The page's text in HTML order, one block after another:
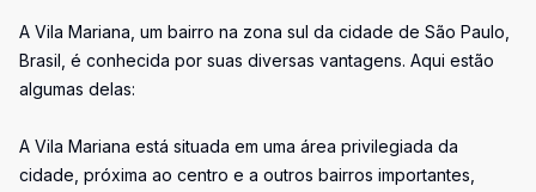
A Vila Mariana, um bairro na zona sul da cidade de São Paulo,
Brasil, é conhecida por suas diversas vantagens. Aqui estão
algumas delas:
A Vila Mariana está situada em uma área privilegiada da
cidade, próxima ao centro e a outros bairros importantes,